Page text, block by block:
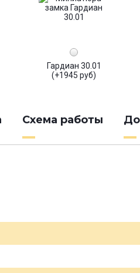
Гардиан 30.01
(+1945 руб)
Схема работы